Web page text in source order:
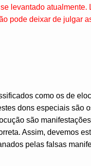
levantado atualmente.
pode deixar de julgar
como os de
dons especiais são
são
Assim, devemos
pelas falsas